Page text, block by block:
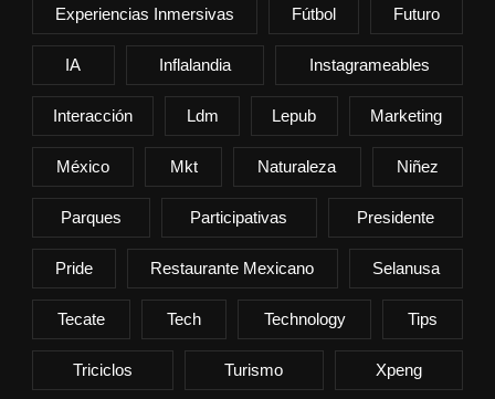
Experiencias Inmersivas Fútbol Futuro
IA Inflalandia Instagrameables
Interacción Ldm Lepub Marketing
México Mkt Naturaleza Niñez
Parques Participativas Presidente
Pride Restaurante Mexicano Selanusa
Tecate Tech Technology Tips
Triciclos Turismo Xpeng